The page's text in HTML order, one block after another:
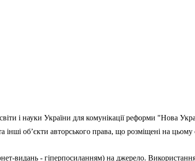
і науки України для комунікації реформи "Нова
об’єкти авторського права, що розміщені на цьому
видань - гіперпосиланням) на джерело.